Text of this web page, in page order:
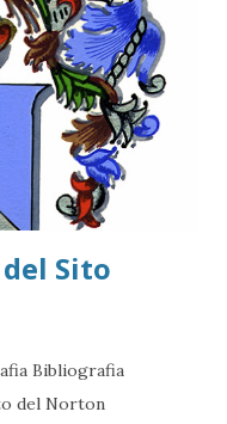
Sito
Bibliografia
del Norton